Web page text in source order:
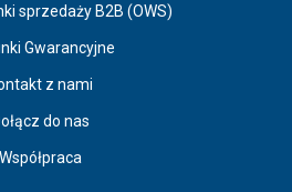
sprzedaży B2B (OWS)
Gwarancyjne
z nami
do nas
Współpraca